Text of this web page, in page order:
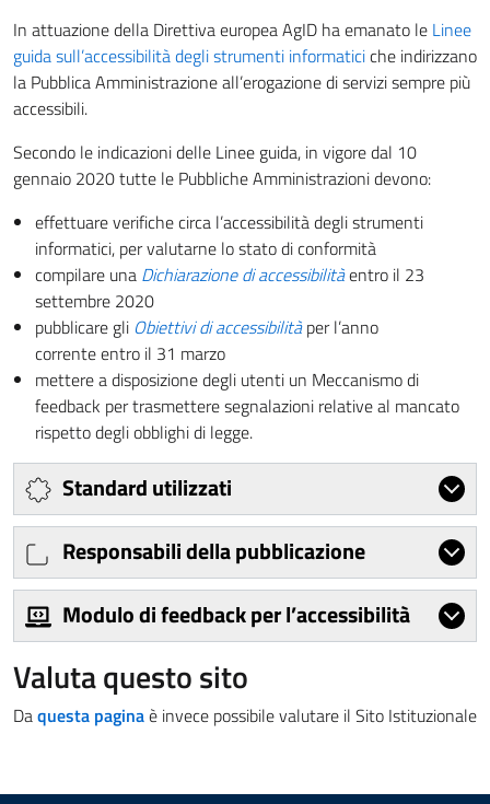
In attuazione della Direttiva europea AgID ha emanato le Linee
guida sull’accessibilità degli strumenti informaticiche indirizzano
la Pubblica Amministrazione all’erogazione di servizi sempre più
accessibili.
Secondo le indicazioni delle Linee guida, in vigore dal 10
gennaio 2020 tutte le Pubbliche Amministrazioni devono:
effettuare verifiche circa l’accessibilità degli strumenti
informatici, per valutarne lo stato di conformità
compilare una Dichiarazione di accessibilitàentro il 23
settembre 2020
pubblicare gli Obiettivi di accessibilitàper l’anno
corrente entro il 31 marzo
mettere a disposizione degli utenti un Meccanismo di
feedback per trasmettere segnalazioni relative al mancato
rispetto degli obblighi di legge.
Standard utilizzati
Responsabili della pubblicazione
Modulo di feedback per l’accessibilità
Valuta questo sito
Daquesta paginaè invece possibile valutare il Sito Istituzionale